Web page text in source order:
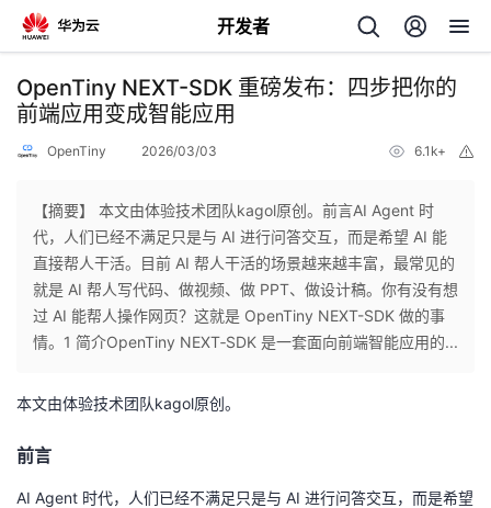
开发者
返
回
个
人
我
OpenTiny NEXT-SDK 重磅发布：四步把你的
前端应用变成智能应用
OpenTiny 2026/03/03 6.1k+
【摘要】 本文由体验技术团队kagol原创。前言AI Agent 时
代，人们已经不满足只是与 AI 进行问答交互，而是希望 AI 能
直接帮人干活。目前 AI 帮人干活的场景越来越丰富，最常见的
就是 AI 帮人写代码、做视频、做 PPT、做设计稿。你有没有想
过 AI 能帮人操作网页？这就是 OpenTiny NEXT-SDK 做的事
情。1 简介OpenTiny NEXT‑SDK 是一套面向前端智能应用的...
本文由体验技术团队kagol原创。
前言
AI Agent 时代，人们已经不满足只是与 AI 进行问答交互，而是希望